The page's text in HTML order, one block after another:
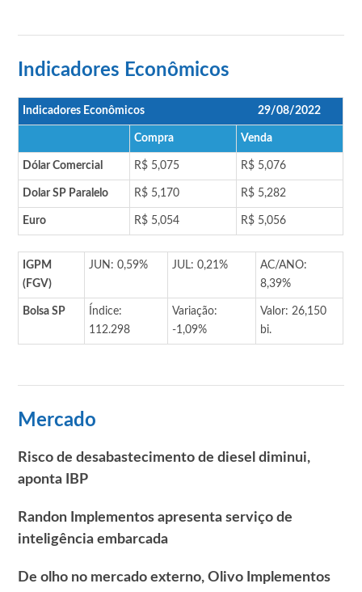
Indicadores Econômicos
Indicadores Econômicos 29/08/2022
Compra Venda
Dólar Comercial R$ 5,075 R$ 5,076
Dolar SP Paralelo R$ 5,170 R$ 5,282
Euro R$ 5,054 R$ 5,056
IGPM
(FGV)
JUN: 0,59% JUL: 0,21%
AC/ANO:
8,39%
Bolsa SP
Índice:
112.298
Variação:
-1,09%
Valor: 26,150
bi.
Mercado
Risco de desabastecimento de diesel diminui,
aponta IBP
Randon Implementos apresenta serviço de
inteligência embarcada
De olho no mercado externo, Olivo Implementos